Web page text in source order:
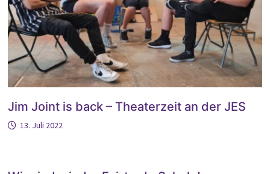
Jim Joint is back – Theaterzeit an der JES
13. Juli 2022